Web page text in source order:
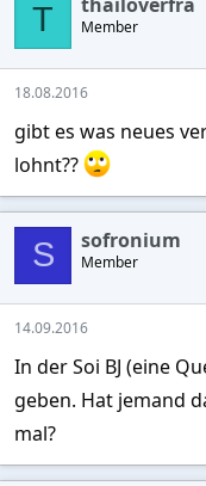
T Member
18.08.2016
gibt es was neues
lohnt??
S sofronium
Member
14.09.2016
In der Soi BJ (eine
geben. Hat jemand
mal?